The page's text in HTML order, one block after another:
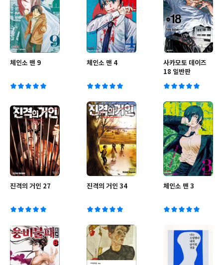
체인소 맨 9 체인소 맨 4
사카모토 데이즈
18 일반판
진격의 거인 27 진격의 거인 34 체인소 맨 3